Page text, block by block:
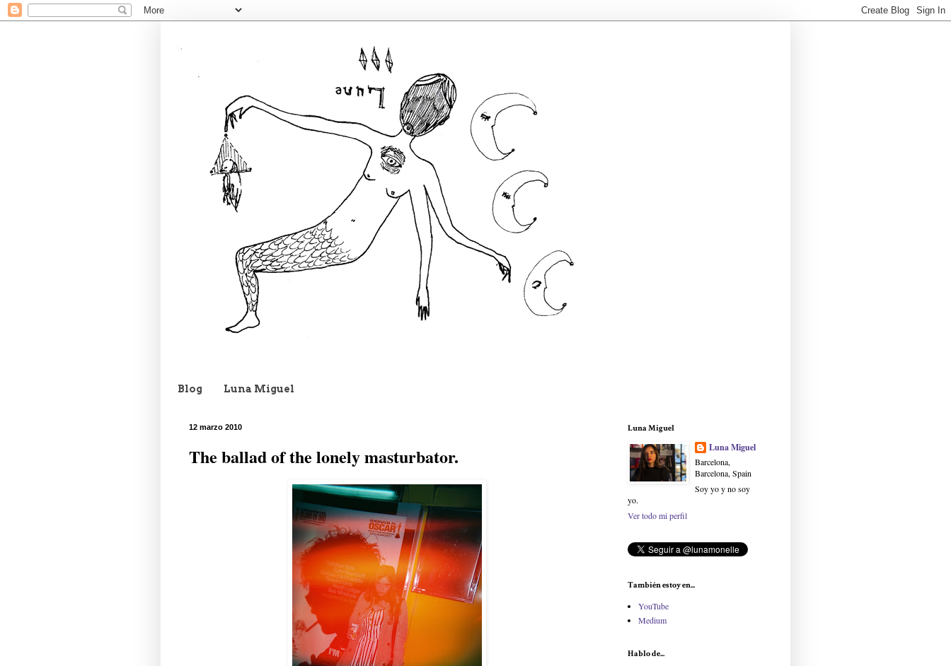
Blog Luna Miguel
12 marzo 2010
The ballad of the lonely masturbator.
Luna Miguel
Luna Miguel
Barcelona,
Barcelona, Spain
Soy yo y no soy
yo.
Ver todo mi perfil
También estoy en...
YouTube
Medium
Hablo de...